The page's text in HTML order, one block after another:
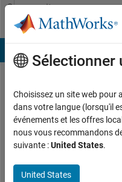
Passer au contenu
Community
Profile
Jay
Followers:
0
Following:
Sélectionner
Choisissez un site web pour
dans votre langue (lorsqu'il
événements et les offres
nous vous recommandons
suivante :United States.
United States